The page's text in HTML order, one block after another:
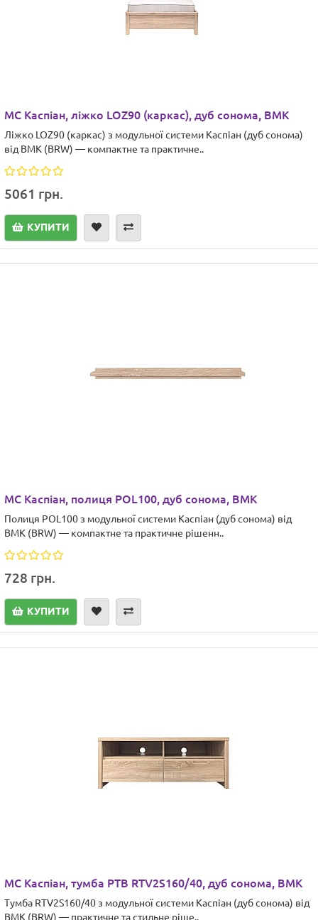
МС Каспіан, ліжко LOZ90 (каркас), дуб сонома, ВМК
Ліжко LOZ90 (каркас) з модульної системи Каспіан (дуб сонома)
від ВМК (BRW) — компактне та практичне..
5061 грн.
КУПИТИ
МС Каспіан, полиця POL100, дуб сонома, ВМК
Полиця POL100 з модульної системи Каспіан (дуб сонома) від
ВМК (BRW) — компактне та практичне рішенн..
728 грн.
КУПИТИ
МС Каспіан, тумба РТВ RTV2S160/40, дуб сонома, ВМК
Тумба RTV2S160/40 з модульної системи Каспіан (дуб сонома) від
ВМК (BRW) — практичне та стильне ріше..